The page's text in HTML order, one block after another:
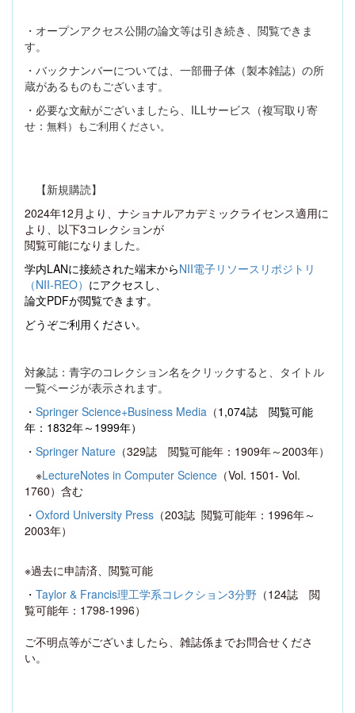
・オープンアクセス公開の論文等は引き続き、閲覧できま
す。
・バックナンバーについては、一部冊子体（製本雑誌）の所
蔵があるものもございます。
・必要な文献がございましたら、 ILLサービス（複写取り寄
せ： 無料）もご利用ください。
【新規購読】
2024年12月より、ナショナルアカデミックライセンス適用に
より、以下3コレクションが
閲覧可能になりました。
学内LANに接続された端末からNII電子リソースリポジトリ
（NII-REO） にアクセスし、
論文PDFが閲覧できます。
どうぞご利用ください。
対象誌：青字のコレクション名をクリックすると、タイトル
一覧ページが表示されます。
・ Springer Science+Business Media （1,074誌 閲覧可能
年： 1832年～ 1999年）
・ Springer Nature （329誌 閲覧可能年： 1909年～2003年）
※LectureNotes in Computer Science （Vol. 1501- Vol.
1760）含む
・ Oxford University Press （203誌 閲覧可能年： 1996年～
2003年）
※過去に申請済、閲覧可能
・ Taylor & Francis理工学系コレクション3分野 （124誌 閲
覧可能年： 1798-1996）
ご不明点等がございましたら、雑誌係までお問合せくださ
い。